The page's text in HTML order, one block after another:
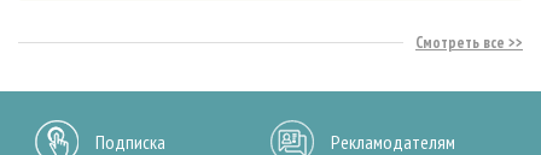
Смотреть все
Подписка Рекламодателям